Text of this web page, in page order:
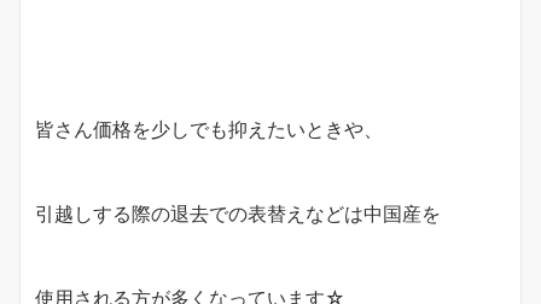
皆さん価格を少しでも抑えたいときや、
引越しする際の退去での表替えなどは中国産を
使用される方が多くなっています☆